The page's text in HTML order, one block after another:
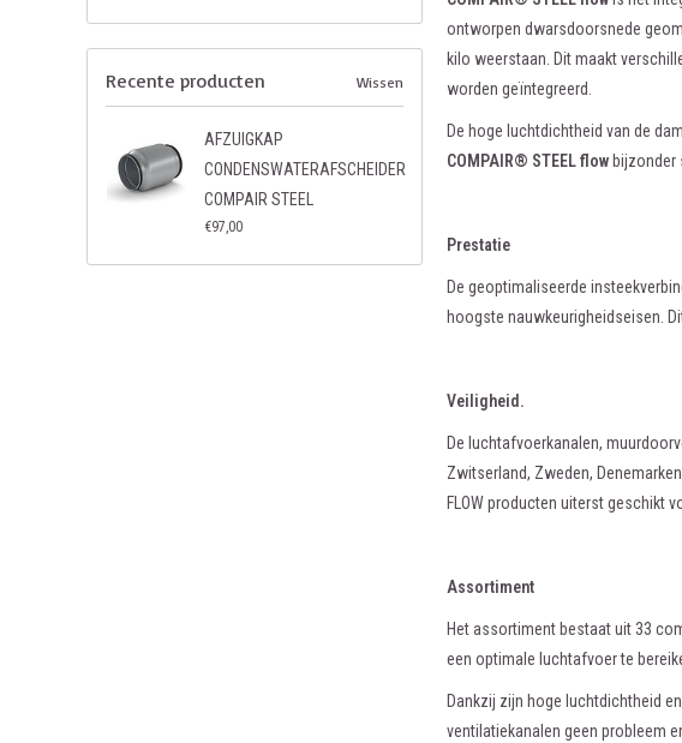
ontworpen dwarsdoorsnede
kilo weerstaan. Dit maakt
worden geïntegreerd.
De hoge luchtdichtheid van de
COMPAIR® STEEL flow bijzonder
Prestatie
De geoptimaliseerde
hoogste nauwkeurigheidseisen.
Veiligheid.
De luchtafvoerkanalen,
Zwitserland, Zweden,
FLOW producten uiterst geschikt
Assortiment
Het assortiment bestaat uit 33
een optimale luchtafvoer te
Dankzij zijn hoge luchtdichtheid
ventilatiekanalen geen probleem
Recente producten Wissen
AFZUIGKAP
CONDENSWATERAFSCHEIDER
COMPAIR STEEL
€97,00